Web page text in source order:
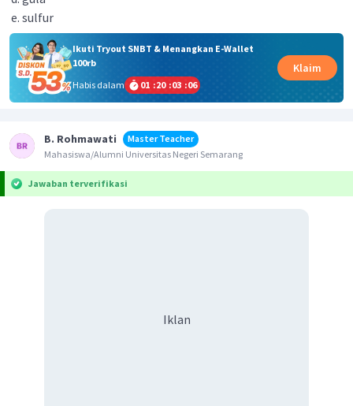
sulfur
Ikuti Tryout SNBT & Menangkan E-Wallet
100rb
Habis dalam
01 :20 :03 :06
Klaim
B. Rohmawati
Master Teacher
Mahasiswa/Alumni Universitas Negeri Semarang
Jawaban terverifikasi
Iklan